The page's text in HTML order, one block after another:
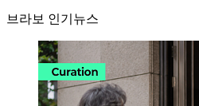
브라보 인기뉴스